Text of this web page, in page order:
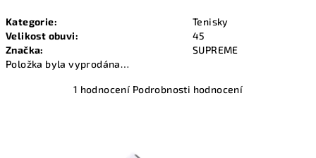
Kategorie:
Tenisky
Velikost obuvi:
45
Značka:
SUPREME
Položka byla vyprodána…
Průměrné
1 hodnocení Podrobnosti hodnocení